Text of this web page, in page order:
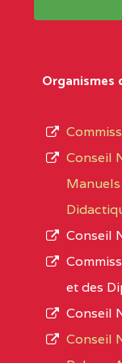
suit :
Conseil
Conseil
et des
Conseil
Conseil